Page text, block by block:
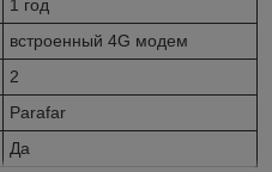
1 год
встроенный 4G модем
2
Parafar
Да